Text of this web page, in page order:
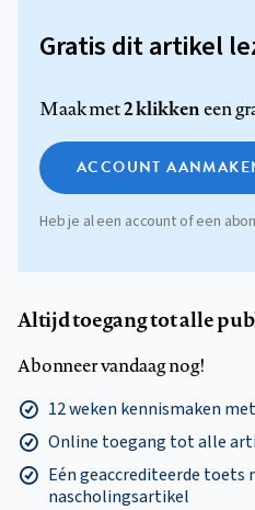
Gratis dit artikel
Maak met2 klikkeneen
ACCOUNT
Heb je al een account of een
Altijd toegang tot alle
Abonneer vandaag nog!
12 weken kennismaken
Online toegang tot alle
Eén geaccrediteerde toets
nascholingsartikel